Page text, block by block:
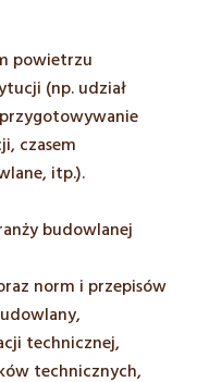
powietrzu
(np. udział
czasem
itp.).
budowlanej
norm i przepisów
technicznej,
technicznych,